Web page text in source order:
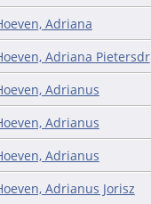
Adriana
Adriana Pietersdr
Adrianus
Adrianus
Adrianus
Adrianus Jorisz